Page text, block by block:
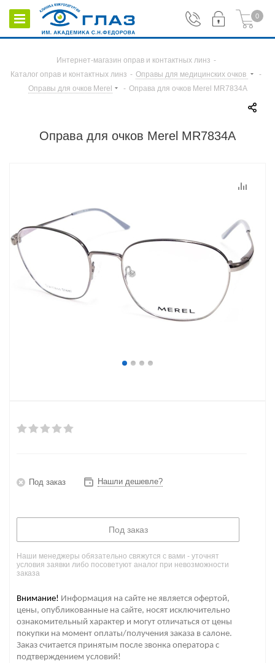
0
Интернет-магазин оправ и контактных линз -
Каталог оправ и контактных линз - Оправы для медицинских очков
-
Оправы для очков Merel
- Оправа для очков Merel MR7834A
Оправа для очков Merel MR7834A
Под заказ Нашли дешевле?
Под заказ
Наши менеджеры обязательно свяжутся с вами - уточнят
условия заявки либо посоветуют аналог при невозможности
заказа
Внимание! Информация на сайте не является офертой,
цены, опубликованные на сайте, носят исключительно
ознакомительный характер и могут отличаться от цены
покупки на момент оплаты/получения заказа в салоне.
Заказ считается принятым после звонка оператора с
подтверждением условий!